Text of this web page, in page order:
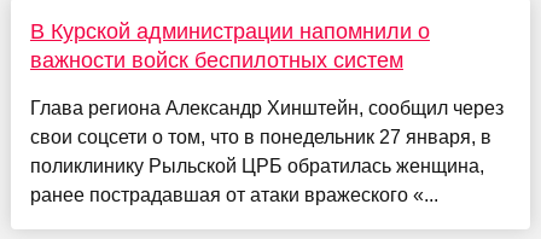
В Курской администрации напомнили о
важности войск беспилотных систем
Глава региона Александр Хинштейн, сообщил через
свои соцсети о том, что в понедельник 27 января, в
поликлинику Рыльской ЦРБ обратилась женщина,
ранее пострадавшая от атаки вражеского «...